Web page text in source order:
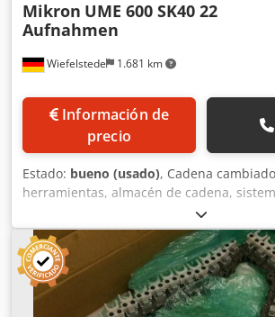
Wiefelstede 1.681 km
Mikron UME 600 SK40 22
Aufnahmen
Información de
precio
Estado: bueno (usado), Cadena
herramientas, almacén de cadena,
herramientas, almacén de herramientas -
Mikron, cambiador de herramientas del
mecanizado CNC Mikron UME 600 -para:
portaherramientas -Montaje: SK40
-Dimensiones: 1200/1150/H860 mm -